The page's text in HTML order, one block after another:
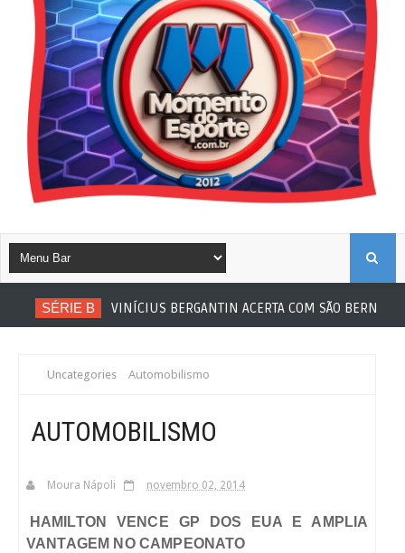
SÉRIE B VINÍCIUS BERGANTIN ACERTA COM SÃO BERNARDO
Uncategories Automobilismo
AUTOMOBILISMO
Moura Nápoli novembro 02, 2014
HAMILTON VENCE GP DOS EUA E AMPLIA
VANTAGEM NO CAMPEONATO